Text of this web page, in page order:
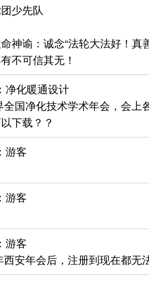
少先队
神谕：诚念“法轮大法好！真
不可信其无！
净化暖通设计
全国净化技术学术年会，会上
下载？？
游客
游客
游客
西安年会后，注册到现在都无